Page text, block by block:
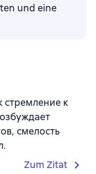
und eine
стремление к
смелость
Zum Zitat